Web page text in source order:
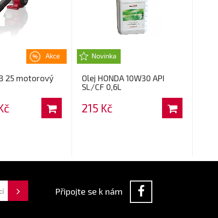
25 motorový
Olej HONDA 10W30 API
SL/CF 0,6L
215 Kč
Připojte se k nám